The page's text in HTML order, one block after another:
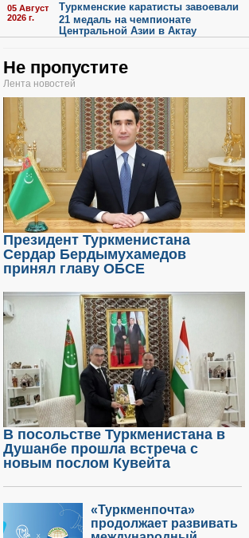
05 Август
2026 г.
Туркменские каратисты завоевали
21 медаль на чемпионате
Центральной Азии в Актау
Не пропустите
Лента новостей
Президент Туркменистана
Сердар Бердымухамедов
принял главу ОБСЕ
В посольстве Туркменистана в
Душанбе прошла встреча с
новым послом Кувейта
«Туркменпочта»
продолжает развивать